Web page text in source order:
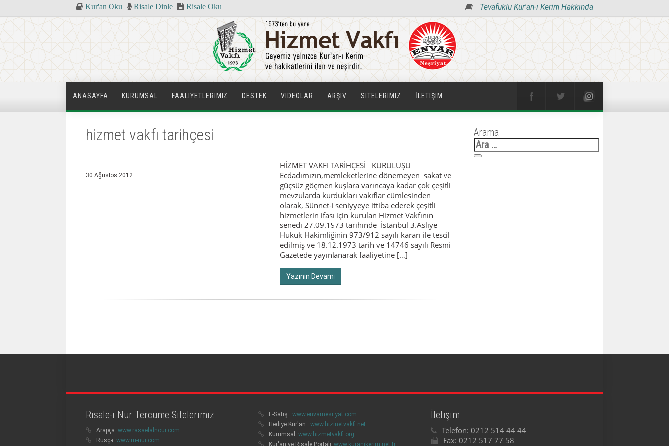
Kur'an Oku Risale Dinle Risale Oku Tevafuklu Kur'an-ı Kerim Hakkında
ANASAYFA KURUMSAL FAALIYETLERIMIZ DESTEK VIDEOLAR ARŞIV SITELERIMIZ İLETIŞIM
hizmet vakfı tarihçesi
30 Ağustos 2012
HİZMET VAKFI TARİHÇESİ KURULUŞU
Ecdadımızın,memleketlerine dönemeyen sakat ve
güçsüz göçmen kuşlara varıncaya kadar çok çeşitli
mevzularda kurdukları vakıflar cümlesinden
olarak, Sünnet-i seniyyeye ittiba ederek çeşitli
hizmetlerin ifası için kurulan Hizmet Vakfının
senedi 27.09.1973 tarihinde İstanbul 3.Asliye
Hukuk Hakimliğinin 973/912 sayılı kararı ile tescil
edilmiş ve 18.12.1973 tarih ve 14746 sayılı Resmi
Gazetede yayınlanarak faaliyetine […]
Yazının Devamı
Arama
Arama:
Risale-i Nur Tercüme Sitelerimiz
Arapça: www.rasaelalnour.com
Rusça: www.ru-nur.com
E-Satış : www.envarnesriyat.com
Hediye Kur'an : www.hizmetvakfi.net
Kurumsal: www.hizmetvakfi.org
Kur'an ve Risale Portalı: www.kuranikerim.net.tr
İletişim
Telefon:0212 514 44 44
Fax:0212 517 77 58